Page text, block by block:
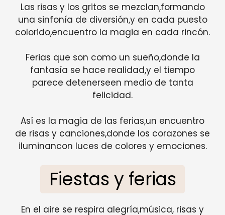
Las risas y los gritos se mezclan,formando
una sinfonía de diversión,y en cada puesto
colorido,encuentro la magia en cada rincón.
Ferias que son como un sueño,donde la
fantasía se hace realidad,y el tiempo
parece detenerseen medio de tanta
felicidad.
Así es la magia de las ferias,un encuentro
de risas y canciones,donde los corazones se
iluminancon luces de colores y emociones.
Fiestas y ferias
En el aire se respira alegría,música, risas y